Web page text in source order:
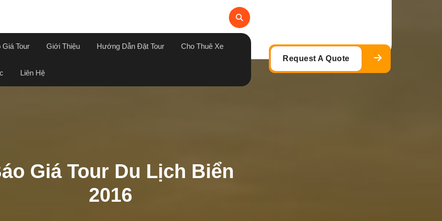
Giá Tour Giới Thiệu Hướng Dẫn Đặt Tour Cho Thuê Xe
Liên Hệ
Request A Quote
Giá Tour Du Lịch Biển
2016